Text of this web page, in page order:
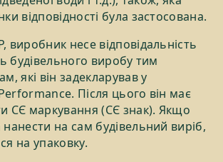
відповідності була застосована.
виробник несе відповідальність
будівельного виробу тим
які він задекларував у
Після цього він має
СЄ маркування (СЄ знак). Якщо
на сам будівельний виріб,
на упаковку.